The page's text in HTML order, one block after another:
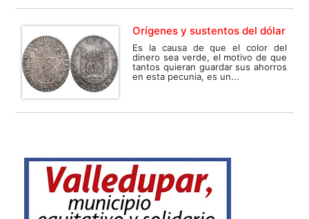
Orígenes y sustentos del dólar
Es la causa de que el color del
dinero sea verde, el motivo de que
tantos quieran guardar sus ahorros
en esta pecunia, es un...